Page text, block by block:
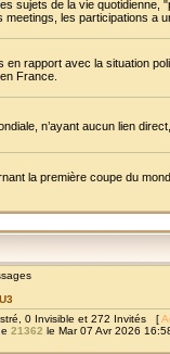
sujets de la vie
les participations a
rapport avec la situation
France.
n’ayant aucun lien
la première coupe du
0 Invisible et 272 Invités [
21362 le Mar 07 Avr 2026